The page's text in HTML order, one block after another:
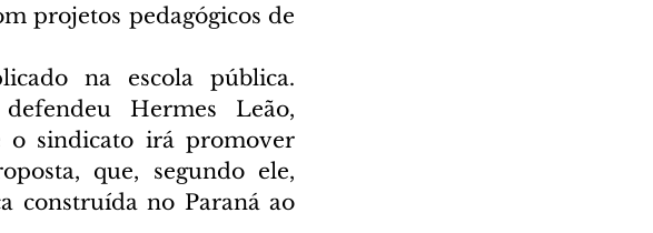
projetos pedagógicos de
na escola pública.
Hermes Leão,
o sindicato irá promover
que, segundo ele,
construída no Paraná ao